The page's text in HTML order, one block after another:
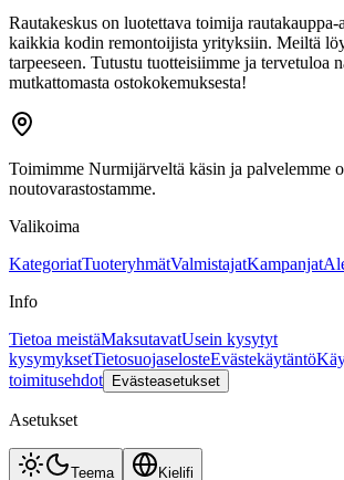
Rautakeskus on luotettava toimija
kaikkia kodin remontoijista yrityksiin. Meiltä
tarpeeseen. Tutustu tuotteisiimme ja tervetuloa
mutkattomasta ostokokemuksesta!
Toimimme Nurmijärveltä käsin ja palvelemme
noutovarastostamme.
Valikoima
KategoriatTuoteryhmätValmistajatKampanjat
Info
Tietoa meistäMaksutavatUsein kysytyt
kysymyksetTietosuojaselosteEvästekäytäntö
toimitusehdot Evästeasetukset
Asetukset
Teema Kielifi